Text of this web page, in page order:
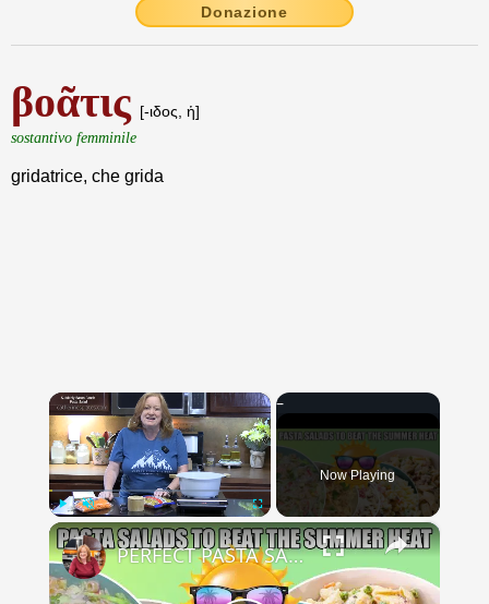
Donazione
βοᾶτις [-ιδος, ἡ]
sostantivo femminile
gridatrice, che grida
×
Play Unmute Fullscreen
Now Playing
×
PERFECT PASTA SALADS FOR YOUR SUMMER GET TOGETHERS